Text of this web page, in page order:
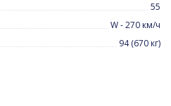
55
W - 270 км/ч
94 (670 кг)